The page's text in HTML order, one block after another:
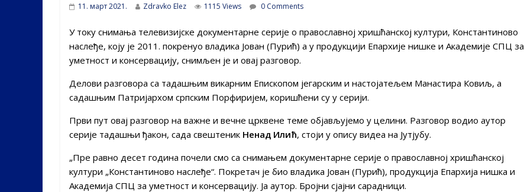
11. март 2021. Zdravko Elez 1115 Views 0 Comments
У току снимања телевизијске документарне серије о православној хришћанској култури, Константиново
наслеђе, коју је 2011. покренуо владика Јован (Пурић) а у продукцији Епархије нишке и Академије СПЦ за
уметност и консервацију, снимљен је и овај разговор.
Делови разговора са тадашњим викарним Епископом јегарским и настојатељем Манастира Ковиљ, а
садашњим Патријархом српским Порфиријем, коришћени су у серији.
Први пут овај разговор на важне и вечне црквене теме објављујемо у целини. Разговор водио аутор
серије тадашњи ђакон, сада свештеник Ненад Илић, стоји у опису видеа на Јутјубу.
„Пре равно десет година почели смо са снимањем документарне серије о православној хришћанској
култури „Константиново наслеђе“. Покретач је био владика Јован (Пурић), продукција Епархија нишка и
Академија СПЦ за уметност и консервацију. Ја аутор. Бројни сјајни сарадници.